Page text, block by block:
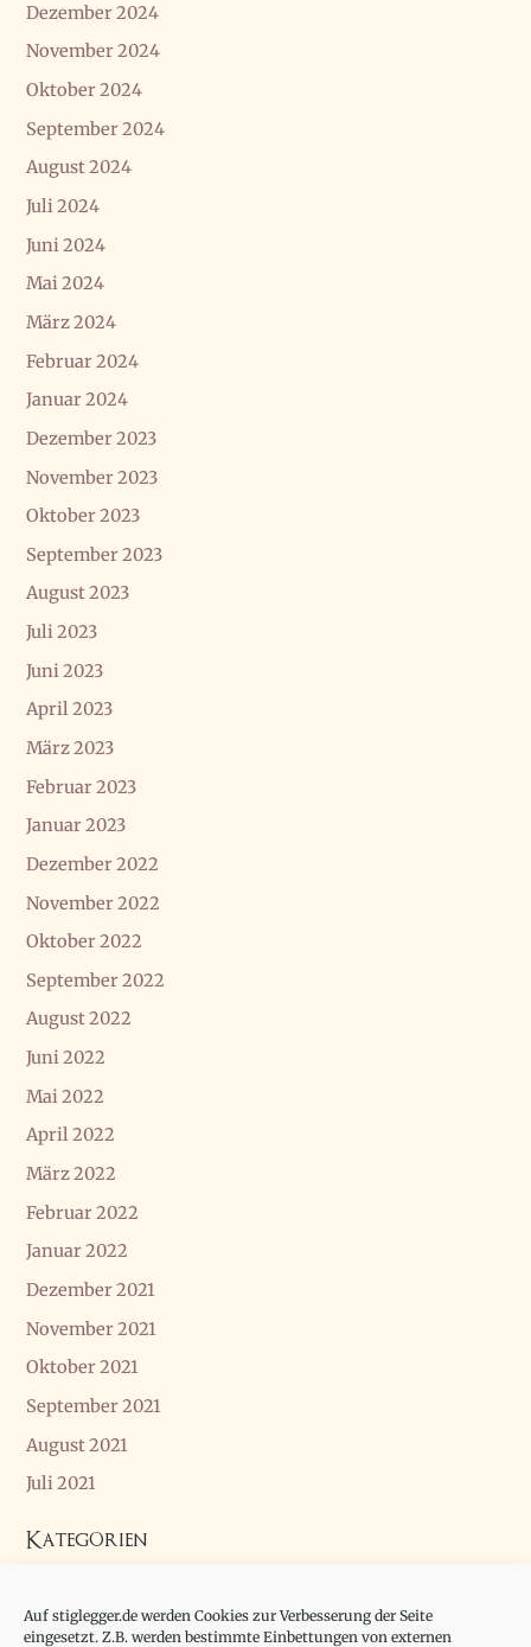
Auf stiglegger.de werden Cookies zur Verbesserung der Seite
eingesetzt. Z.B. werden bestimmte Einbettungen von externen
Dezember 2024
November 2024
Oktober 2024
September 2024
August 2024
Juli 2024
Juni 2024
Mai 2024
März 2024
Februar 2024
Januar 2024
Dezember 2023
November 2023
Oktober 2023
September 2023
August 2023
Juli 2023
Juni 2023
April 2023
März 2023
Februar 2023
Januar 2023
Dezember 2022
November 2022
Oktober 2022
September 2022
August 2022
Juni 2022
Mai 2022
April 2022
März 2022
Februar 2022
Januar 2022
Dezember 2021
November 2021
Oktober 2021
September 2021
August 2021
Juli 2021
Kategorien
Essay